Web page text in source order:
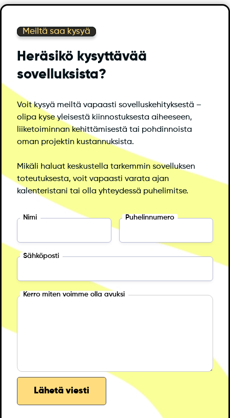
Meiltä saa kysyä
Heräsikö kysyttävää
sovelluksista?
Voit kysyä meiltä vapaasti sovelluskehityksestä –
olipa kyse yleisestä kiinnostuksesta aiheeseen,
liiketoiminnan kehittämisestä tai pohdinnoista
oman projektin kustannuksista.
Mikäli haluat keskustella tarkemmin sovelluksen
toteutuksesta, voit vapaasti varata ajan
kalenteristani tai olla yhteydessä puhelimitse.
Nimi Puhelinnumero
Sähköposti
Kerro miten voimme olla avuksi